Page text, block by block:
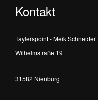
Kontakt
Taylerspoint - Meik Schneider
Wilhelmstraße 19
31582 Nienburg